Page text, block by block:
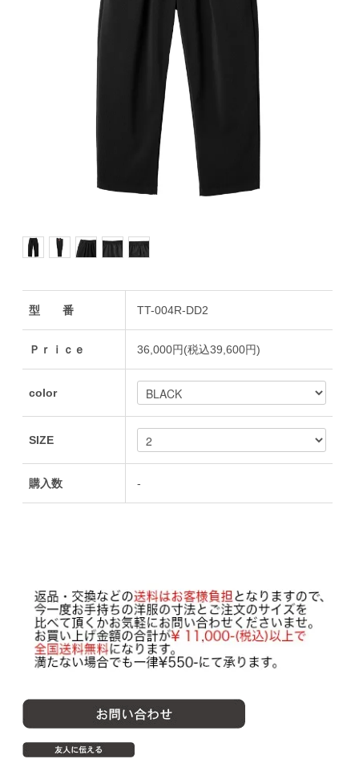
型 番 TT-004R-DD2
Ｐｒｉｃｅ 36,000円(税込39,600円)
color
SIZE
購入数 -